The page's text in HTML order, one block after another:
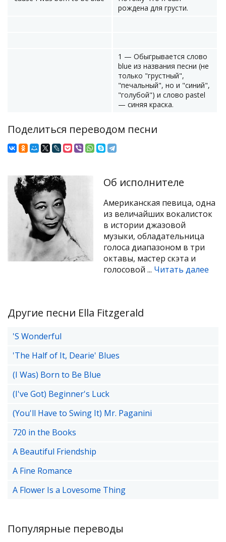
рождена для грусти.
1 — Обыгрывается слово
blue из названия песни (не
только "грустный",
"печальный", но и "синий",
"голубой") и слово pastel
— синяя краска.
Поделиться переводом песни
Об исполнителе
Американская певица, одна
из величайших вокалисток
в истории джазовой
музыки, обладательница
голоса диапазоном в три
октавы, мастер скэта и
голосовой ... Читать далее
Другие песни Ella Fitzgerald
'S Wonderful
'The Half of It, Dearie' Blues
(I Was) Born to Be Blue
(I've Got) Beginner's Luck
(You'll Have to Swing It) Mr. Paganini
720 in the Books
A Beautiful Friendship
A Fine Romance
A Flower Is a Lovesome Thing
Популярные переводы